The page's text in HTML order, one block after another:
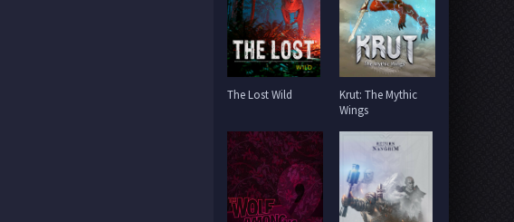
The Lost Wild
Krut: The Mythic
Wings